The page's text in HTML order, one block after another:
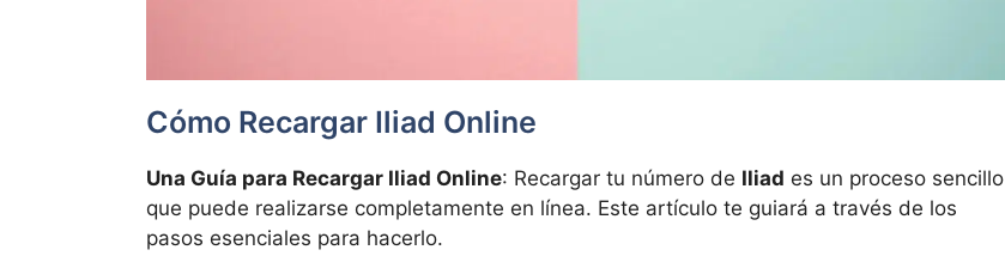
Cómo Recargar Iliad Online
Una Guía para Recargar Iliad Online: Recargar tu número de Iliad es un proceso sencillo
que puede realizarse completamente en línea. Este artículo te guiará a través de los
pasos esenciales para hacerlo.